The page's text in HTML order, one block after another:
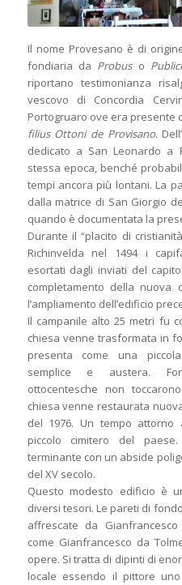
Il nome Provesano è di
fondiaria da Probuso
riportano testimonianza
vescovo di Concordia
Portogruaro ove era presente
filius Ottoni de Provisano.
dedicato a San Leonardo a
stessa epoca, benché
tempi ancora più lontani. La
dalla matrice di San Giorgio
quando è documentata la
Durante il “placito di
Richinvelda nel 1494 i
esortati dagli inviati del
completamento della nuova
l’ampliamento dell’edificio
Il campanile alto 25 metri fu
chiesa venne trasformata in
presenta come una piccola
semplice e austera.
ottocentesche non
chiesa venne restaurata
del 1976. Un tempo
piccolo cimitero del
terminante con un abside
del XV secolo.
Questo modesto edificio è
diversi tesori. Le pareti di
affrescate da
come Gianfrancesco da
opere. Si tratta di dipinti di
locale essendo il pittore